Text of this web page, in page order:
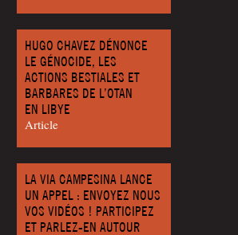
HUGO CHAVEZ DÉNONCE
LE GÉNOCIDE, LES
ACTIONS BESTIALES ET
BARBARES DE L’OTAN
EN LIBYE
Article
LA VIA CAMPESINA LANCE
UN APPEL : ENVOYEZ NOUS
VOS VIDÉOS ! PARTICIPEZ
ET PARLEZ-EN AUTOUR